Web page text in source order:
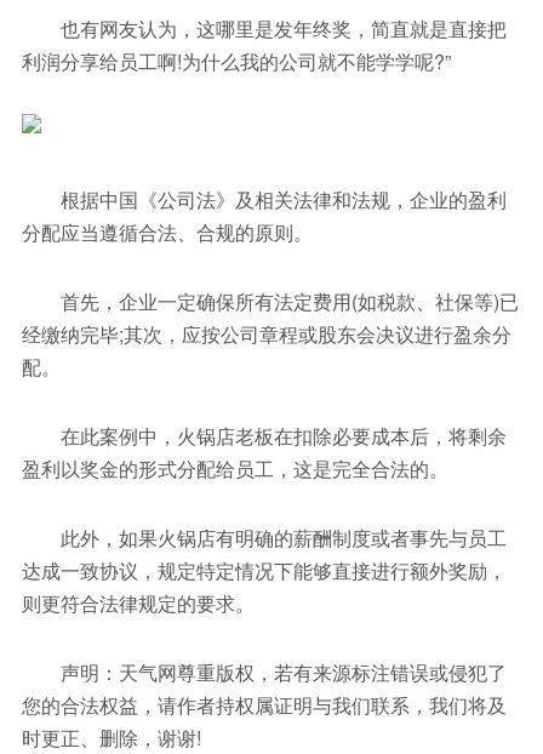
也有网友认为，这哪里是发年终奖，简直就是直接把
利润分享给员工啊!为什么我的公司就不能学学呢?”
根据中国《公司法》及相关法律和法规，企业的盈利
分配应当遵循合法、合规的原则。
首先，企业一定确保所有法定费用(如税款、社保等)已
经缴纳完毕;其次，应按公司章程或股东会决议进行盈余分
配。
在此案例中，火锅店老板在扣除必要成本后，将剩余
盈利以奖金的形式分配给员工，这是完全合法的。
此外，如果火锅店有明确的薪酬制度或者事先与员工
达成一致协议，规定特定情况下能够直接进行额外奖励，
则更符合法律规定的要求。
声明：天气网尊重版权，若有来源标注错误或侵犯了
您的合法权益，请作者持权属证明与我们联系，我们将及
时更正、删除，谢谢!